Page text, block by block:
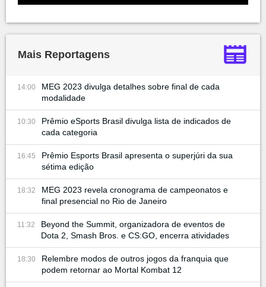
Mais Reportagens
14:00
MEG 2023 divulga detalhes sobre final de cada
modalidade
10:30
Prêmio eSports Brasil divulga lista de indicados de
cada categoria
16:45
Prêmio Esports Brasil apresenta o superjúri da sua
sétima edição
18:32
MEG 2023 revela cronograma de campeonatos e
final presencial no Rio de Janeiro
11:32
Beyond the Summit, organizadora de eventos de
Dota 2, Smash Bros. e CS:GO, encerra atividades
18:30
Relembre modos de outros jogos da franquia que
podem retornar ao Mortal Kombat 12